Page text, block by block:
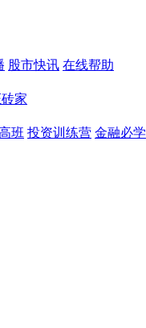
股市快讯 在线帮助
家
班 投资训练营 金融必学